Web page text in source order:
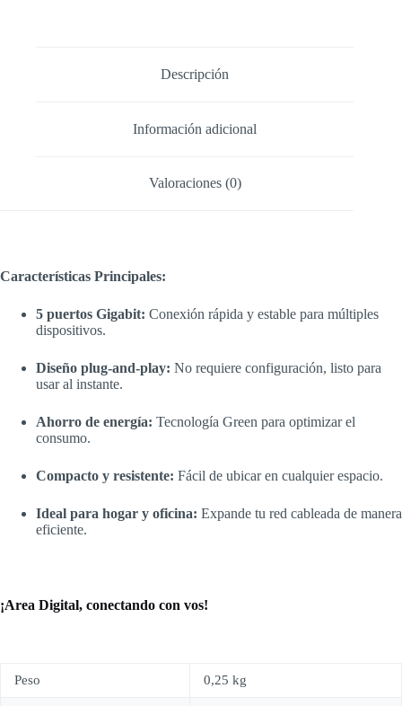
Descripción
Información adicional
Valoraciones (0)
Características Principales:
5 puertos Gigabit: Conexión rápida y estable para múltiples
dispositivos.
Diseño plug-and-play: No requiere configuración, listo para
usar al instante.
Ahorro de energía: Tecnología Green para optimizar el
consumo.
Compacto y resistente: Fácil de ubicar en cualquier espacio.
Ideal para hogar y oficina: Expande tu red cableada de manera
eficiente.
¡Area Digital, conectando con vos!
Peso 0,25 kg